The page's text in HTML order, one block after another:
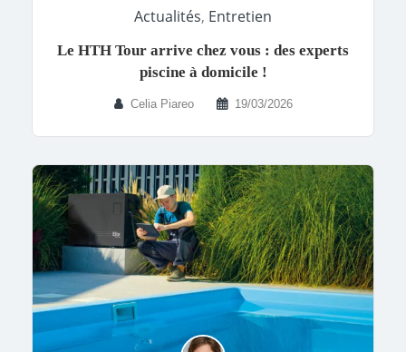
Actualités, Entretien
Le HTH Tour arrive chez vous : des experts
piscine à domicile !
Celia Piareo 19/03/2026